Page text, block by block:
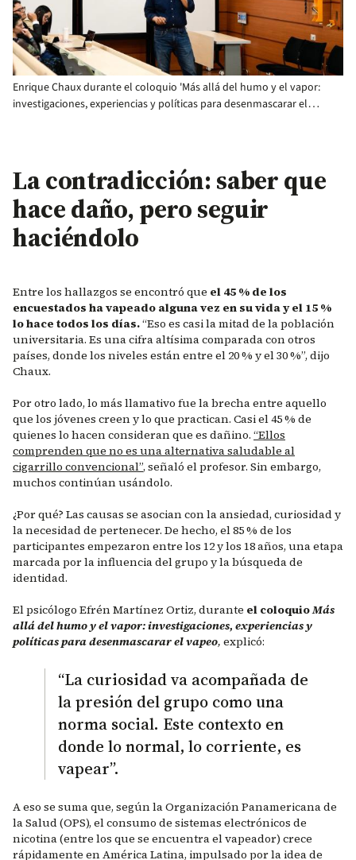
Enrique Chaux durante el coloquio 'Más allá del humo y el vapor:
investigaciones, experiencias y políticas para desenmascarar el
La contradicción: saber que
hace daño, pero seguir
haciéndolo
Entre los hallazgos se encontró que el 45 % de los
encuestados ha vapeado alguna vez en su vida y el 15 %
lo hace todos los días.“Eso es casi la mitad de la población
universitaria. Es una cifra altísima comparada con otros
países, donde los niveles están entre el 20 % y el 30 %”, dijo
Chaux.
Por otro lado, lo más llamativo fue la brecha entre aquello
que los jóvenes creen y lo que practican. Casi el 45 % de
quienes lo hacen consideran que es dañino. “Ellos
comprenden que no es una alternativa saludable al
cigarrillo convencional”, señaló el profesor. Sin embargo,
muchos continúan usándolo.
¿Por qué? Las causas se asocian con la ansiedad, curiosidad y
la necesidad de pertenecer. De hecho, el 85 % de los
participantes empezaron entre los 12 y los 18 años, una etapa
marcada por la influencia del grupo y la búsqueda de
identidad.
El psicólogo Efrén Martínez Ortiz, durante el coloquioMás
allá del humo y el vapor: investigaciones, experiencias y
políticas para desenmascarar el vapeo, explicó:
“La curiosidad va acompañada de
la presión del grupo como una
norma social. Este contexto en
donde lo normal, lo corriente, es
vapear”.
A eso se suma que, según la Organización Panamericana de
la Salud (OPS), el consumo de sistemas electrónicos de
nicotina (entre los que se encuentra el vapeador) crece
rápidamente en América Latina, impulsado por la idea de